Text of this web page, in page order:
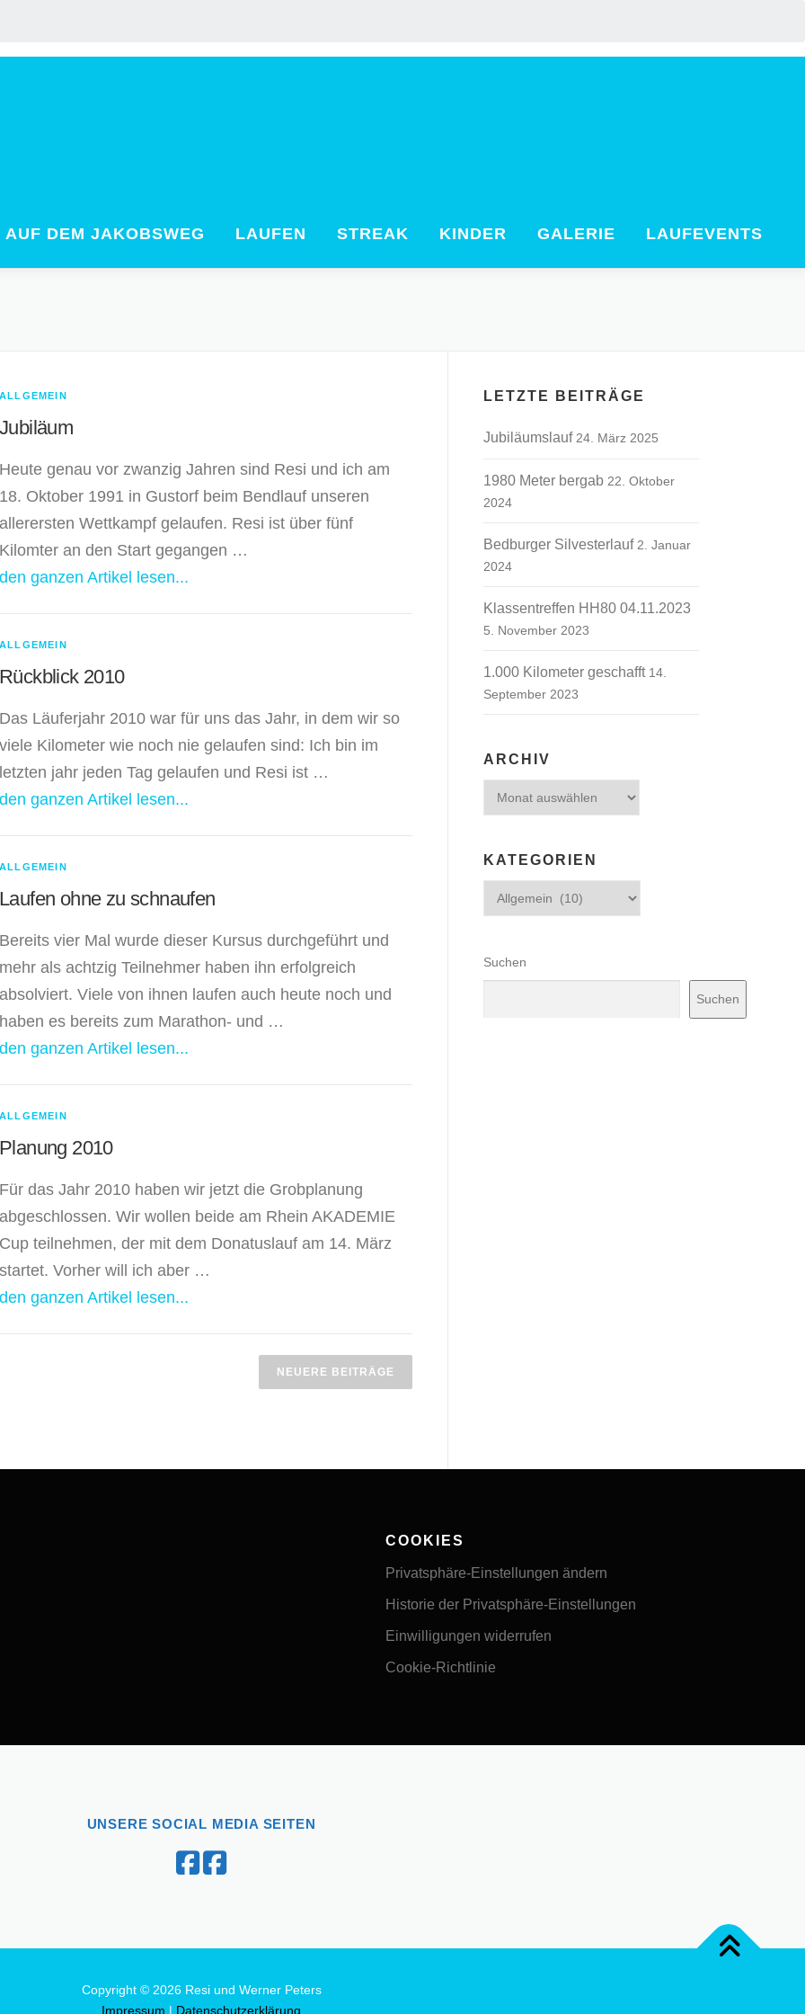
AUF DEM JAKOBSWEG LAUFEN STREAK KINDER GALERIE LAUFEVENTS
ALLGEMEIN
Jubiläum
Heute genau vor zwanzig Jahren sind Resi und ich am
18. Oktober 1991 in Gustorf beim Bendlauf unseren
allerersten Wettkampf gelaufen. Resi ist über fünf
Kilomter an den Start gegangen …
den ganzen Artikel lesen...
ALLGEMEIN
Rückblick 2010
Das Läuferjahr 2010 war für uns das Jahr, in dem wir so
viele Kilometer wie noch nie gelaufen sind: Ich bin im
letzten jahr jeden Tag gelaufen und Resi ist …
den ganzen Artikel lesen...
ALLGEMEIN
Laufen ohne zu schnaufen
Bereits vier Mal wurde dieser Kursus durchgeführt und
mehr als achtzig Teilnehmer haben ihn erfolgreich
absolviert. Viele von ihnen laufen auch heute noch und
haben es bereits zum Marathon- und …
den ganzen Artikel lesen...
ALLGEMEIN
Planung 2010
Für das Jahr 2010 haben wir jetzt die Grobplanung
abgeschlossen. Wir wollen beide am Rhein AKADEMIE
Cup teilnehmen, der mit dem Donatuslauf am 14. März
startet. Vorher will ich aber …
den ganzen Artikel lesen...
NEUERE BEITRÄGE
LETZTE BEITRÄGE
Jubiläumslauf 24. März 2025
1980 Meter bergab 22. Oktober
2024
Bedburger Silvesterlauf 2. Januar
2024
Klassentreffen HH80 04.11.2023
5. November 2023
1.000 Kilometer geschafft 14.
September 2023
ARCHIV
KATEGORIEN
Suchen
Suchen
COOKIES
Privatsphäre-Einstellungen ändern
Historie der Privatsphäre-Einstellungen
Einwilligungen widerrufen
Cookie-Richtlinie
UNSERE SOCIAL MEDIA SEITEN
Copyright © 2026 Resi und Werner Peters
Impressum | Datenschutzerklärung